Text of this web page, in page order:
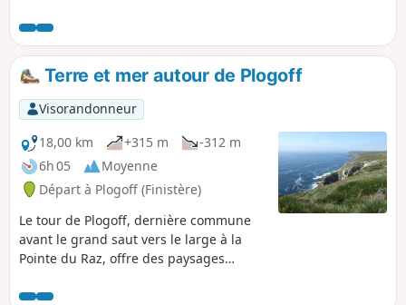
par arrêté municipal peu après le point
(4) sur environ 300m (déviation balisée
par la Rue des Goélands) puis après le
cimetière sur environ 200 m (déviation
balisée par la Rue Saint-Julien).
Terre et mer autour de Plogoff
Visorandonneur
18,00 km
+315 m
-312 m
6h 05
Moyenne
Départ à Plogoff (Finistère)
Le tour de Plogoff, dernière commune
avant le grand saut vers le large à la
Pointe du Raz, offre des paysages
qui aboutit à la Baie des Trépassés et